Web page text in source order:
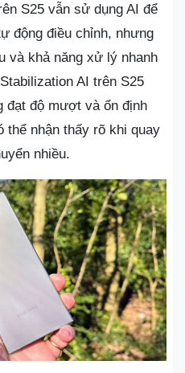
S25 vẫn sử dụng AI để
động điều chỉnh, nhưng
và khả năng xử lý nhanh
AI trên S25
đạt độ mượt và ổn định
thể nhận thấy rõ khi quay
nhiều.